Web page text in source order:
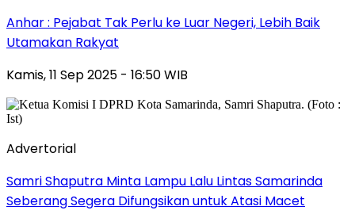
Anhar : Pejabat Tak Perlu ke Luar Negeri, Lebih Baik
Utamakan Rakyat
Kamis, 11 Sep 2025 - 16:50 WIB
Advertorial
Samri Shaputra Minta Lampu Lalu Lintas Samarinda
Seberang Segera Difungsikan untuk Atasi Macet